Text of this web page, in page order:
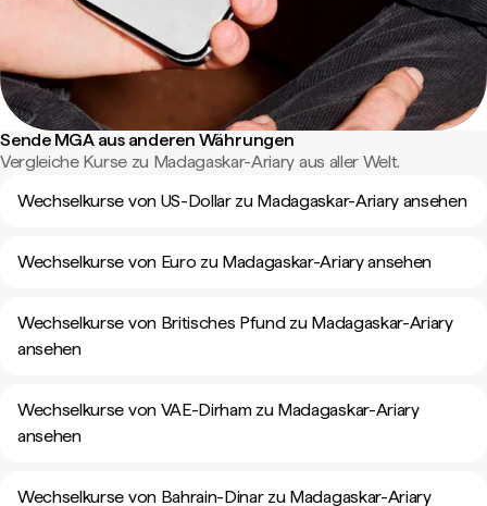
Sende MGA aus anderen Währungen
Vergleiche Kurse zu Madagaskar-Ariary aus aller Welt.
Wechselkurse von US-Dollar zu Madagaskar-Ariary ansehen
Wechselkurse von Euro zu Madagaskar-Ariary ansehen
Wechselkurse von Britisches Pfund zu Madagaskar-Ariary
ansehen
Wechselkurse von VAE-Dirham zu Madagaskar-Ariary
ansehen
Wechselkurse von Bahrain-Dinar zu Madagaskar-Ariary